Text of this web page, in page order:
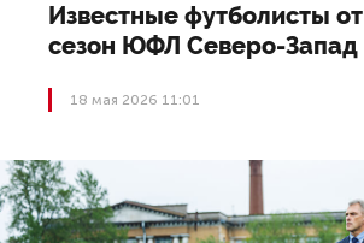
Известные футболисты
сезон ЮФЛ Северо-Запад
18 мая 2026 11:01